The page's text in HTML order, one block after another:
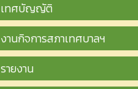
เทศบัญญัติ
งานกิจการสภาเทศบาลฯ
รายงาน